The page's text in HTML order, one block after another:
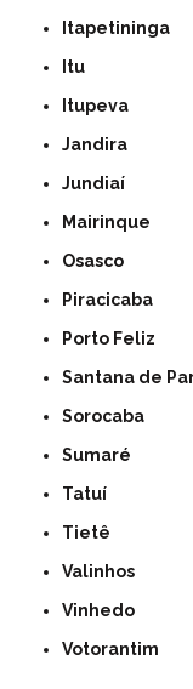
Itapetininga
Itu
Itupeva
Jandira
Jundiaí
Mairinque
Osasco
Piracicaba
Porto Feliz
Santana de
Sorocaba
Sumaré
Tatuí
Tietê
Valinhos
Vinhedo
Votorantim